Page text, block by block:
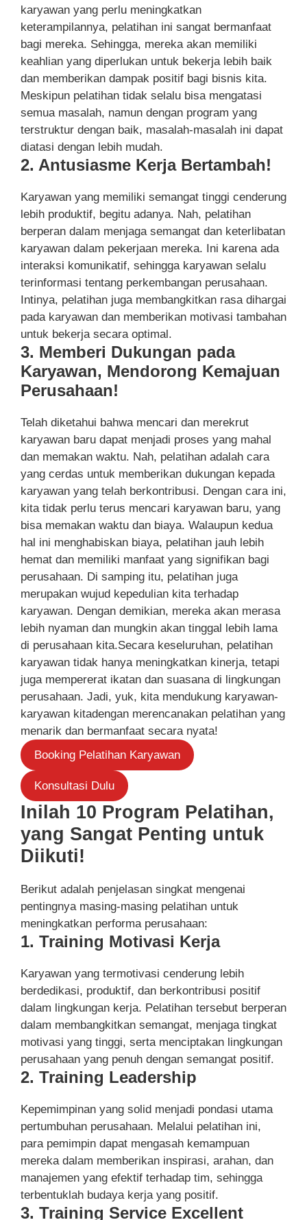
karyawan yang perlu meningkatkan
keterampilannya, pelatihan ini sangat bermanfaat
bagi mereka. Sehingga, mereka akan memiliki
keahlian yang diperlukan untuk bekerja lebih baik
dan memberikan dampak positif bagi bisnis kita.
Meskipun pelatihan tidak selalu bisa mengatasi
semua masalah, namun dengan program yang
terstruktur dengan baik, masalah-masalah ini dapat
diatasi dengan lebih mudah.
2. Antusiasme Kerja Bertambah!
Karyawan yang memiliki semangat tinggi cenderung
lebih produktif, begitu adanya. Nah, pelatihan
berperan dalam menjaga semangat dan keterlibatan
karyawan dalam pekerjaan mereka. Ini karena ada
interaksi komunikatif, sehingga karyawan selalu
terinformasi tentang perkembangan perusahaan.
Intinya, pelatihan juga membangkitkan rasa dihargai
pada karyawan dan memberikan motivasi tambahan
untuk bekerja secara optimal.
3. Memberi Dukungan pada
Karyawan, Mendorong Kemajuan
Perusahaan!
Telah diketahui bahwa mencari dan merekrut
karyawan baru dapat menjadi proses yang mahal
dan memakan waktu. Nah, pelatihan adalah cara
yang cerdas untuk memberikan dukungan kepada
karyawan yang telah berkontribusi. Dengan cara ini,
kita tidak perlu terus mencari karyawan baru, yang
bisa memakan waktu dan biaya. Walaupun kedua
hal ini menghabiskan biaya, pelatihan jauh lebih
hemat dan memiliki manfaat yang signifikan bagi
perusahaan. Di samping itu, pelatihan juga
merupakan wujud kepedulian kita terhadap
karyawan. Dengan demikian, mereka akan merasa
lebih nyaman dan mungkin akan tinggal lebih lama
di perusahaan kita.Secara keseluruhan, pelatihan
karyawan tidak hanya meningkatkan kinerja, tetapi
juga mempererat ikatan dan suasana di lingkungan
perusahaan. Jadi, yuk, kita mendukung karyawan-
karyawan kitadengan merencanakan pelatihan yang
menarik dan bermanfaat secara nyata!
Booking Pelatihan Karyawan
Konsultasi Dulu
Inilah 10 Program Pelatihan,
yang Sangat Penting untuk
Diikuti!
Berikut adalah penjelasan singkat mengenai
pentingnya masing-masing pelatihan untuk
meningkatkan performa perusahaan:
1. Training Motivasi Kerja
Karyawan yang termotivasi cenderung lebih
berdedikasi, produktif, dan berkontribusi positif
dalam lingkungan kerja. Pelatihan tersebut berperan
dalam membangkitkan semangat, menjaga tingkat
motivasi yang tinggi, serta menciptakan lingkungan
perusahaan yang penuh dengan semangat positif.
2. Training Leadership
Kepemimpinan yang solid menjadi pondasi utama
pertumbuhan perusahaan. Melalui pelatihan ini,
para pemimpin dapat mengasah kemampuan
mereka dalam memberikan inspirasi, arahan, dan
manajemen yang efektif terhadap tim, sehingga
terbentuklah budaya kerja yang positif.
3. Training Service Excellent